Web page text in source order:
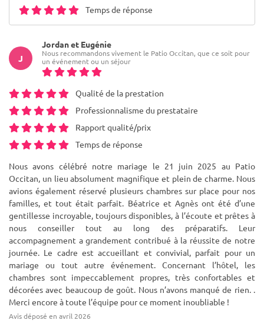
Temps de réponse
J
Jordan et Eugénie
Nous recommandons vivement le Patio Occitan, que ce soit pour
un événement ou un séjour
Qualité de la prestation
Professionnalisme du prestataire
Rapport qualité/prix
Temps de réponse
Nous avons célébré notre mariage le 21 juin 2025 au Patio
Occitan, un lieu absolument magnifique et plein de charme. Nous
avions également réservé plusieurs chambres sur place pour nos
familles, et tout était parfait. Béatrice et Agnès ont été d’une
gentillesse incroyable, toujours disponibles, à l’écoute et prêtes à
nous conseiller tout au long des préparatifs. Leur
accompagnement a grandement contribué à la réussite de notre
journée. Le cadre est accueillant et convivial, parfait pour un
mariage ou tout autre événement. Concernant l’hôtel, les
chambres sont impeccablement propres, très confortables et
décorées avec beaucoup de goût. Nous n’avons manqué de rien. .
Merci encore à toute l’équipe pour ce moment inoubliable !
Avis déposé en avril 2026